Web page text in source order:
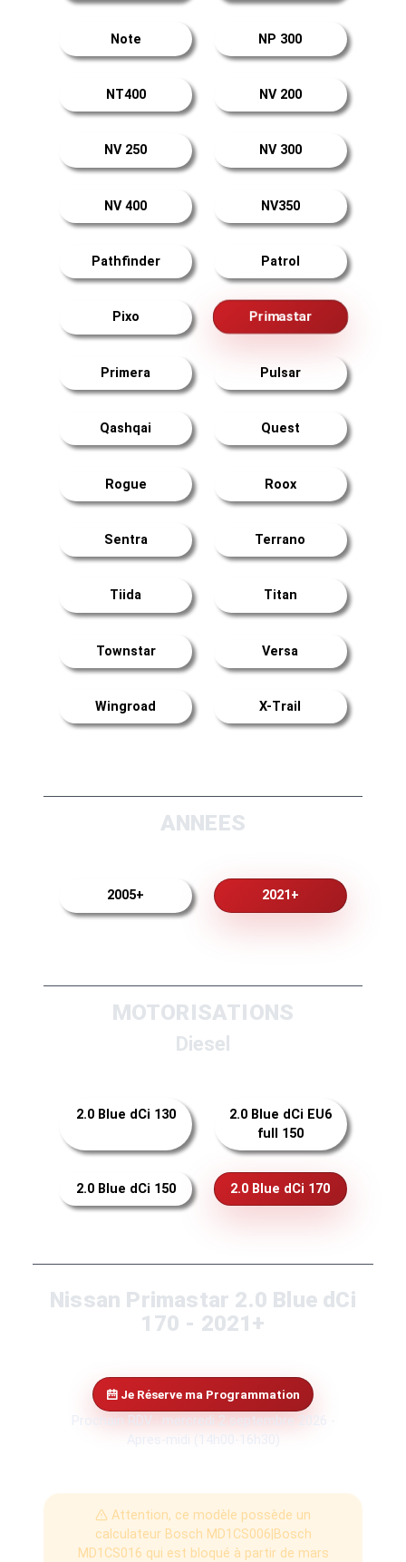
Note NP 300
NT400 NV 200
NV 250 NV 300
NV 400 NV350
Pathfinder Patrol
Pixo Primastar
Primera Pulsar
Qashqai Quest
Rogue Roox
Sentra Terrano
Tiida Titan
Townstar Versa
Wingroad X-Trail
ANNEES
2005+ 2021+
MOTORISATIONS
Diesel
2.0 Blue dCi 130
2.0 Blue dCi EU6
full 150
2.0 Blue dCi 150 2.0 Blue dCi 170
Nissan Primastar 2.0 Blue dCi
170 - 2021+
Je Réserve ma Programmation
Prochain RDV : mercredi 2 septembre 2026 -
Attention, ce modèle possède un
calculateur Bosch MD1CS006|Bosch
MD1CS016 qui est bloqué à partir de mars